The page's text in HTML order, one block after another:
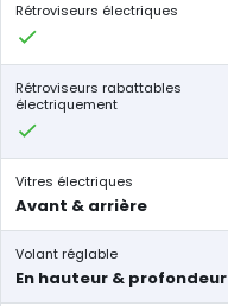
Rétroviseurs électriques
Rétroviseurs rabattables
électriquement
Vitres électriques
Avant & arrière
Volant réglable
En hauteur & profondeur